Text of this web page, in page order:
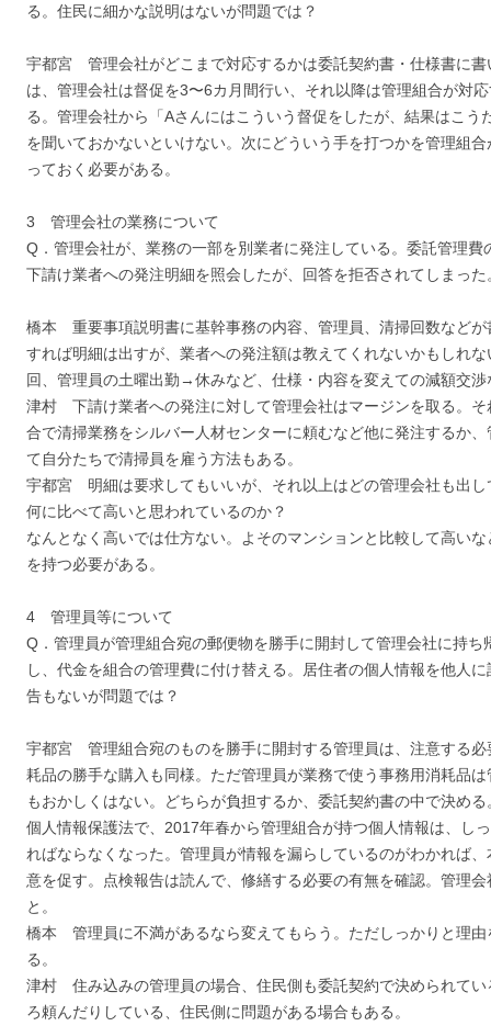
る。住民に細かな説明はないが問題では？
宇都宮 管理会社がどこまで対応するかは委託契約書・仕様書に書
は、管理会社は督促を3〜6カ月間行い、それ以降は管理組合が対
る。管理会社から「Aさんにはこういう督促をしたが、結果はこう
を聞いておかないといけない。次にどういう手を打つかを管理組
っておく必要がある。
3 管理会社の業務について
Q．管理会社が、業務の一部を別業者に発注している。委託管理費
下請け業者への発注明細を照会したが、回答を拒否されてしまった
橋本 重要事項説明書に基幹事務の内容、管理員、清掃回数などが
すれば明細は出すが、業者への発注額は教えてくれないかもしれ
回、管理員の土曜出勤→休みなど、仕様・内容を変えての減額交渉
津村 下請け業者への発注に対して管理会社はマージンを取る。そ
合で清掃業務をシルバー人材センターに頼むなど他に発注するか
て自分たちで清掃員を雇う方法もある。
宇都宮 明細は要求してもいいが、それ以上はどの管理会社も出し
何に比べて高いと思われているのか？
なんとなく高いでは仕方ない。よそのマンションと比較して高い
を持つ必要がある。
4 管理員等について
Q．管理員が管理組合宛の郵便物を勝手に開封して管理会社に持ち
し、代金を組合の管理費に付け替える。居住者の個人情報を他人
告もないが問題では？
宇都宮 管理組合宛のものを勝手に開封する管理員は、注意する必
耗品の勝手な購入も同様。ただ管理員が業務で使う事務用消耗品
もおかしくはない。どちらが負担するか、委託契約書の中で決める
個人情報保護法で、2017年春から管理組合が持つ個人情報は、し
ればならなくなった。管理員が情報を漏らしているのがわかれば
意を促す。点検報告は読んで、修繕する必要の有無を確認。管理
と。
橋本 管理員に不満があるなら変えてもらう。ただしっかりと理由
る。
津村 住み込みの管理員の場合、住民側も委託契約で決められてい
ろ頼んだりしている、住民側に問題がある場合もある。